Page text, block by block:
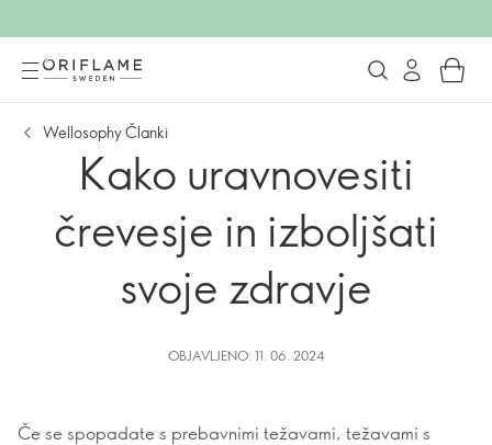
Wellosophy Članki
Kako uravnovesiti
črevesje in izboljšati
svoje zdravje
OBJAVLJENO: 11. 06. 2024
Če se spopadate s prebavnimi težavami, težavami s